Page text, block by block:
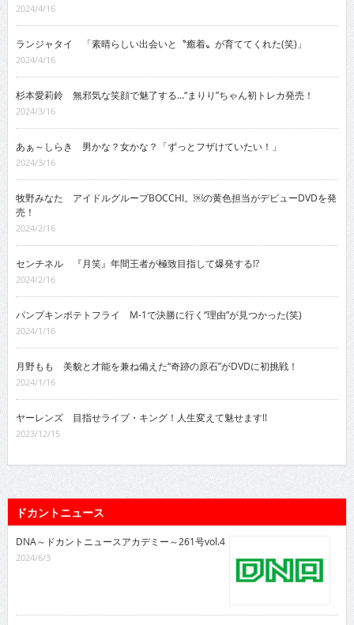
2024/4/16
ランジャタイ 「素晴らしい出会いと〝癒着〟が育ててくれた(笑)」
2024/4/16
杉本愛莉鈴 無邪気な笑顔で魅了する…“まりり”ちゃん初トレカ発売！
2024/3/16
あぁ～しらき 男かな？女かな？「ずっとフザけていたい！」
2024/3/16
牧野みなた アイドルグループBOCCHI。￼の黄色担当がデビューDVDを発
売！
2024/2/16
センチネル 『月笑』年間王者が極致目指して爆発する!?
2024/2/16
パンプキンポテトフライ M-1で決勝に行く“理由”が見つかった(笑)
2024/1/16
月野もも 美貌と才能を兼ね備えた“奇跡の原石”がDVDに初挑戦！
2024/1/16
ヤーレンズ 目指せライブ・キング！人生変えて魅せます!!
2023/12/15
ドカントニュース
DNA～ドカントニュースアカデミー～261号vol.4
2024/6/3